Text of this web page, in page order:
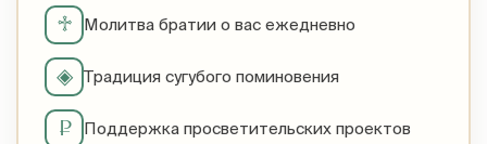
♱ Молитва братии о вас ежедневно
◈ Традиция сугубого поминовения
₽ Поддержка просветительских проектов